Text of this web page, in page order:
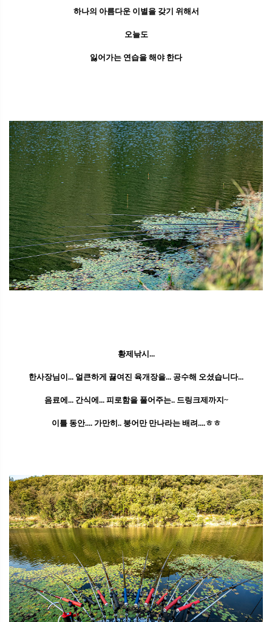
하나의 아름다운 이별을 갖기 위해서
오늘도
잃어가는 연습을 해야 한다
황제낚시...
한사장님이... 얼큰하게 끓여진 육개장을... 공수해 오셨습니다...
음료에... 간식에... 피로함을 풀어주는.. 드링크제까지~
이틀 동안.... 가만히.. 붕어만 만나라는 배려....ㅎㅎ